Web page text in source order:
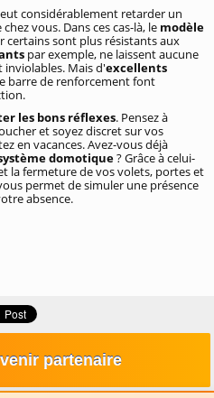
considérablement retarder un
vous. Dans ces cas-là, le modèle
certains sont plus résistants aux
par exemple, ne laissent aucune
inviolables. Mais d'excellents
barre de renforcement font
les bons réflexes. Pensez à
et soyez discret sur vos
en vacances. Avez-vous déjà
domotique? Grâce à celui-
la fermeture de vos volets, portes et
permet de simuler une présence
absence.
partenaire